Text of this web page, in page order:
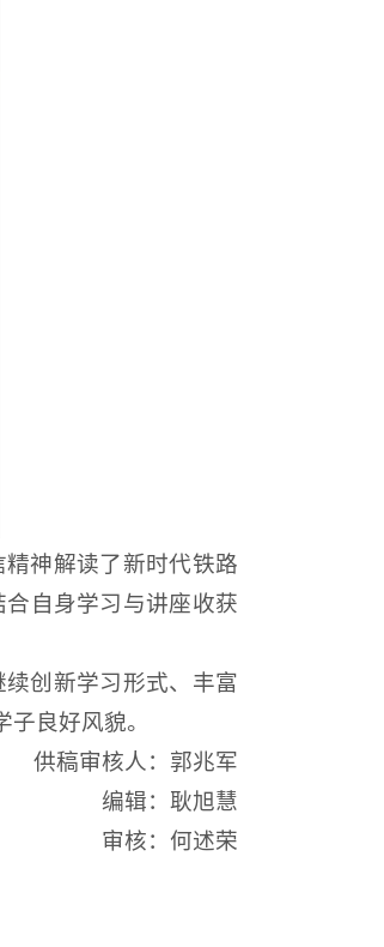
精神解读了新时代铁路
自身学习与讲座收获
创新学习形式、丰富
良好风貌。
供稿审核人：郭兆军
编辑：耿旭慧
审核：何述荣